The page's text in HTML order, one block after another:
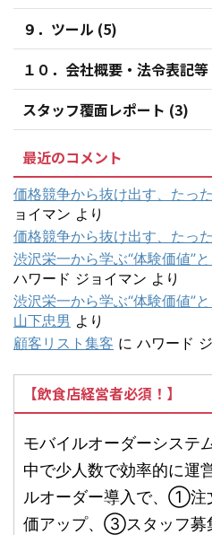
９．ツール (5)
１０．会社概要・法令表記
スタッフ覆面レポート (3)
最近のコメント
価格競争から抜け出す、たっ
ョイマン より
価格競争から抜け出す、たっ
渋沢栄一から学ぶ“体験価値”
ハワード ジョイマン より
渋沢栄一から学ぶ“体験価値”
山下忠男 より
顧客リスト集客 に ハワード
【飲食店経営者必須！】
モバイルオーダーシステ
中で少人数で効率的に運
ルオーダー導入で、①
価アップ、③スタッフ募